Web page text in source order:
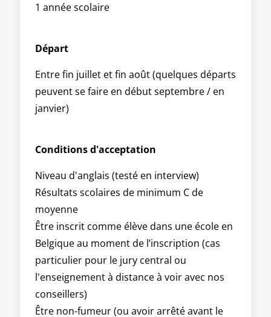
1 année scolaire
Départ
Entre fin juillet et fin août (quelques départs
peuvent se faire en début septembre / en
janvier)
Conditions d'acceptation
Niveau d'anglais (testé en interview)
Résultats scolaires de minimum C de
moyenne
Être inscrit comme élève dans une école en
Belgique au moment de l’inscription (cas
particulier pour le jury central ou
l'enseignement à distance à voir avec nos
conseillers)
Être non-fumeur (ou avoir arrêté avant le